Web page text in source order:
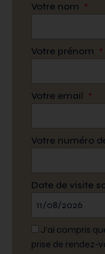
Votre nom *
Votre prénom *
Votre email *
Votre numéro
Date de visite
J’ai compris
prise de rendez-